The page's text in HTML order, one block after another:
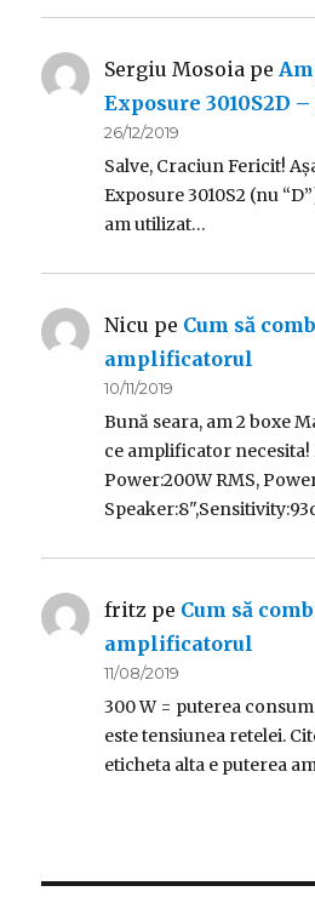
Sergiu Mosoia pe
Exposure 3010S2D
26/12/2019
Salve, Craciun Fericit!
Exposure 3010S2 (nu
am utilizat…
Nicu pe Cum să
amplificatorul
10/11/2019
Bună seara, am 2 boxe
ce amplificator
Power:200W RMS,
fritz pe Cum să
amplificatorul
11/08/2019
300 W = puterea
este tensiunea retelei.
eticheta alta e puterea